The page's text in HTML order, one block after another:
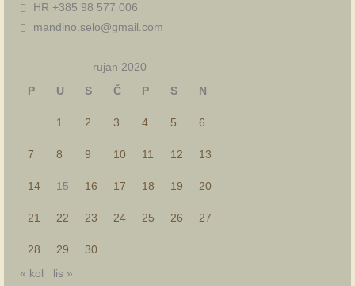
HR +385 98 577 006
mandino.selo@gmail.com
rujan 2020
P
U S Č P S N
1 2 3 4 5 6
7 8 9 10 11 12 13
14 15 16 17 18 19 20
21 22 23 24 25 26 27
28 29
30
« kol
lis »